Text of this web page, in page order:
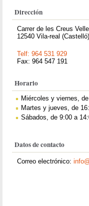
Dirección
Carrer de les Creus
12540 Vila-real (Castelló)
Telf: 964 531 929
Fax: 964 547 191
Horario
Miércoles y viernes,
Martes y jueves, de
Sábados, de 9:00 a
Datos de contacto
Correo electrónico: